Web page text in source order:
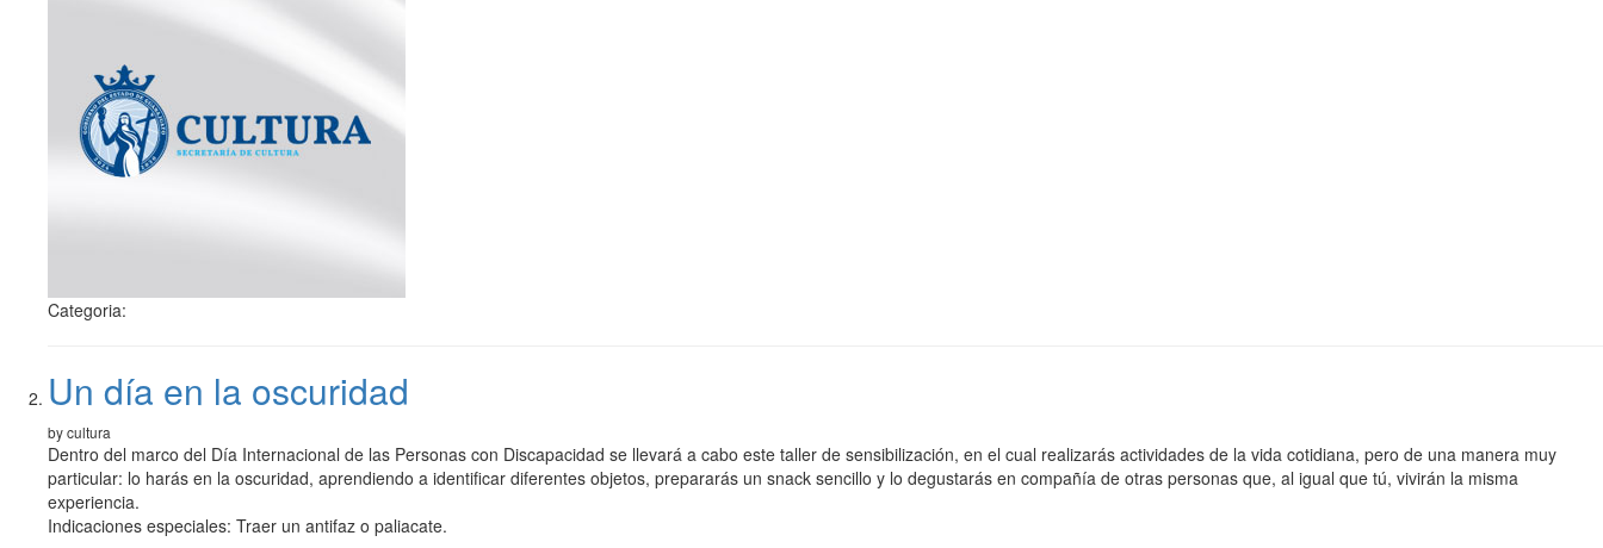
Categoria:
Un día en la oscuridad
by cultura
Dentro del marco del Día Internacional de las Personas con Discapacidad se llevará a cabo este taller de sensibilización, en el cual realizarás actividades de la vida cotidiana, pero de una manera muy
particular: lo harás en la oscuridad, aprendiendo a identificar diferentes objetos, prepararás un snack sencillo y lo degustarás en compañía de otras personas que, al igual que tú, vivirán la misma
experiencia.
Indicaciones especiales: Traer un antifaz o paliacate.